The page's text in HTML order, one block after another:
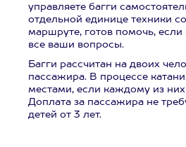
управляете багги
отдельной единице техники
маршруте, готов помочь, если
все ваши вопросы.
Багги рассчитан на двоих
пассажира. В процессе
местами, если каждому из них
Доплата за пассажира не
детей от 3 лет.